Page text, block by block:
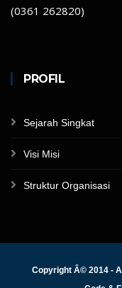
(0361 262820)
PROFIL
Sejarah Singkat
Visi Misi
Struktur Organisasi
Copyright Â© 2014 -